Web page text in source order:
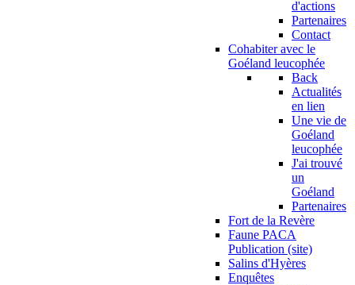
d'actions
Partenaires
Contact
Cohabiter avec le
Goéland leucophée
Back
Actualités
en lien
Une vie de
Goéland
leucophée
J'ai trouvé
un
Goéland
Partenaires
Fort de la Revère
Faune PACA
Publication (site)
Salins d'Hyères
Enquêtes